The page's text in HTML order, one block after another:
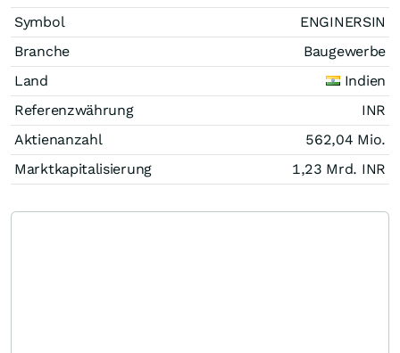
Symbol
ENGINERSIN
Branche
Baugewerbe
Land
Indien
Referenzwährung
INR
Aktienanzahl
562,04 Mio.
Marktkapitalisierung
1,23 Mrd. INR